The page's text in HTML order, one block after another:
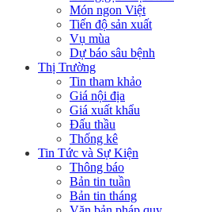
Món ngon Việt
Tiến độ sản xuất
Vụ mùa
Dự báo sâu bệnh
Thị Trường
Tin tham khảo
Giá nội địa
Giá xuất khẩu
Đấu thầu
Thống kê
Tin Tức và Sự Kiện
Thông báo
Bản tin tuần
Bản tin tháng